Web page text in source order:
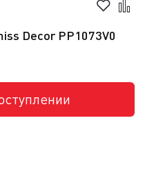
Decor PP1073V0